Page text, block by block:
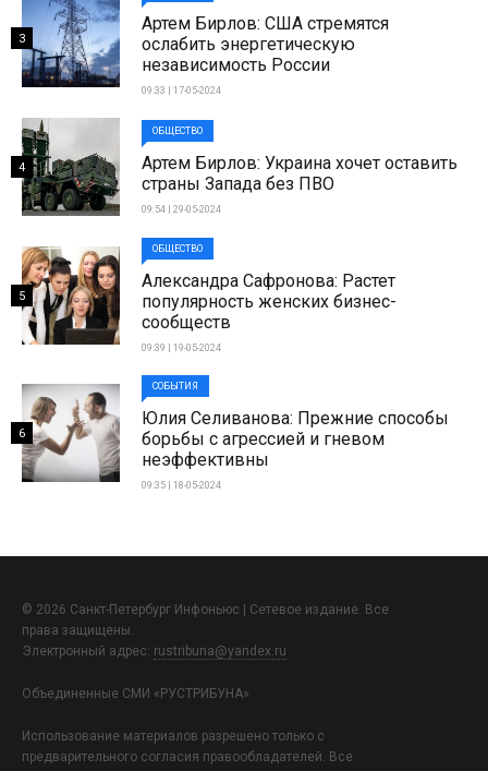
Артем Бирлов: США стремятся
ослабить энергетическую
независимость России
09:33 | 17-05-2024
3
ОБЩЕСТВО
Артем Бирлов: Украина хочет оставить
страны Запада без ПВО
09:54 | 29-05-2024
4
ОБЩЕСТВО
Александра Сафронова: Растет
популярность женских бизнес-
сообществ
09:39 | 19-05-2024
5
СОБЫТИЯ
Юлия Селиванова: Прежние способы
борьбы с агрессией и гневом
неэффективны
09:35 | 18-05-2024
6
© 2026 Санкт-Петербург Инфоньюс | Сетевое издание. Все
права защищены.
Электронный адрес: rustribuna@yandex.ru
Объединенные СМИ «РУСТРИБУНА»
Использование материалов разрешено только с
предварительного согласия правообладателей. Все